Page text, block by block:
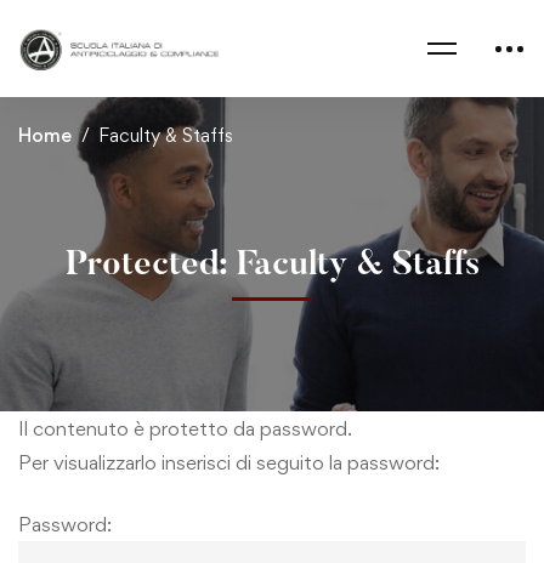
Home Faculty & Staffs
Protected: Faculty & Staffs
Il contenuto è protetto da password.
Per visualizzarlo inserisci di seguito la password:
Password: